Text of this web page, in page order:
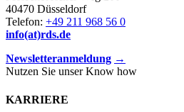
40470 Düsseldorf
Telefon: +49 211 968 56 0
info(at)rds.de
Newsletteranmeldung →
Nutzen Sie unser Know how
KARRIERE